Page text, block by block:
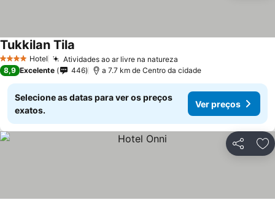
4 EstrelasHotel Atividades ao ar livre na natureza
Tukkilan Tila
8,9 Excelente 446 a 7.7 km de Centro da cidade
Selecione as datas para ver os preços
exatos.
Ver preços
Partilhar